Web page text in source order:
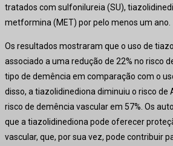
tratados com sulfonilureia (SU),
metformina (MET) por pelo menos um ano.
Os resultados mostraram que o uso de
associado a uma redução de 22% no risco
tipo de demência em comparação com o
disso, a tiazolidinediona diminuiu o risco de
risco de demência vascular em 57%. Os
que a tiazolidinediona pode oferecer
vascular, que, por sua vez, pode contribuir